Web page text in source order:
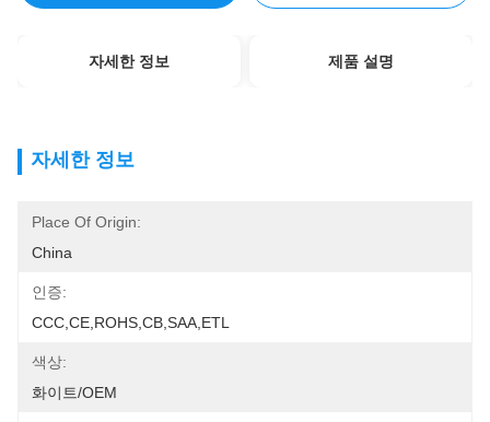
자세한 정보 제품 설명
자세한 정보
Place Of Origin:
China
인증:
CCC,CE,ROHS,CB,SAA,ETL
색상:
화이트/OEM